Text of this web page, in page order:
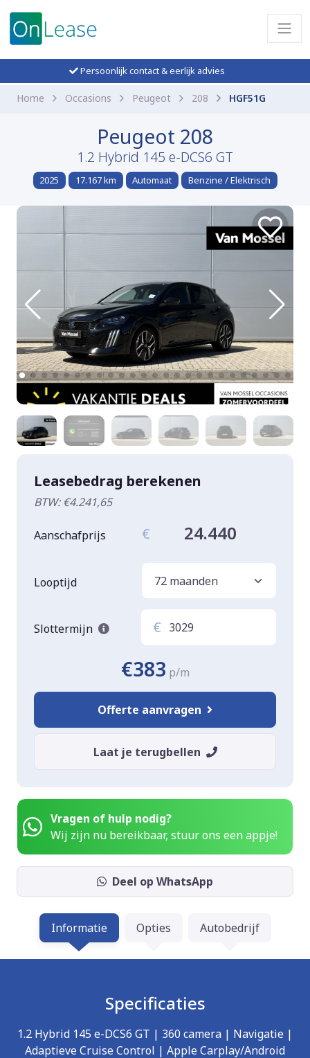
Persoonlijk contact & eerlijk advies
Home Occasions Peugeot 208 HGF51G
Peugeot 208
1.2 Hybrid 145 e-DCS6 GT
2025 17.167 km Automaat Benzine / Elektrisch
Leasebedrag berekenen
BTW: €4.241,65
Aanschafprijs € 24.440
Looptijd
Slottermijn €
€383 p/m
Offerte aanvragen
Laat je terugbellen
Vragen of hulp nodig?
Wij zijn nu bereikbaar, stuur ons een appje!
Deel op WhatsApp
Informatie Opties Autobedrijf
Specificaties
1.2 Hybrid 145 e-DCS6 GT | 360 camera | Navigatie |
Adaptieve Cruise Control | Apple Carplay/Android